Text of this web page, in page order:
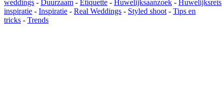
weddings - Duurzaam - Etiquette - Huwelijksaanzoek - Huwelijksreis
inspiratie - Inspiratie - Real Weddings - Styled shoot - Tips en
tricks - Trends